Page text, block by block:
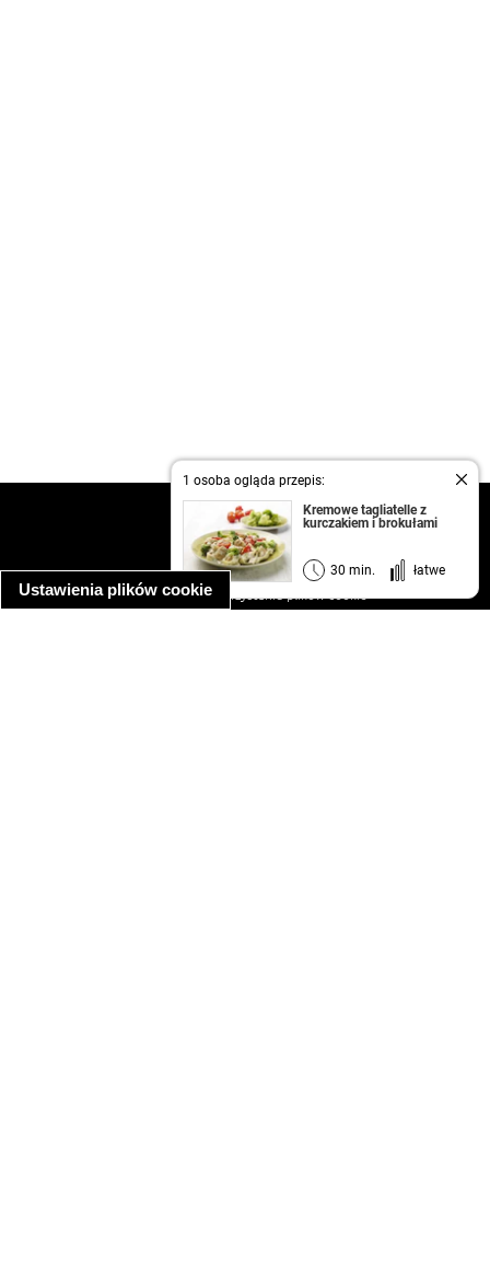
Ustawienia plików cookie
1 osoba ogląda przepis:
Kremowe tagliatelle z
kurczakiem i brokułami
30 min. łatwe
kontakt
regulamin
informacja o prywatności
informacja o wykorzystaniu plików cookie